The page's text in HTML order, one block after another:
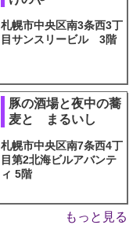
札幌市中央区南3条西3丁
目サンスリービル 3階
豚の酒場と夜中の蕎
麦と まるいし
札幌市中央区南7条西4丁
目第2北海ビルアバンテ
ィ 5階
もっと見る